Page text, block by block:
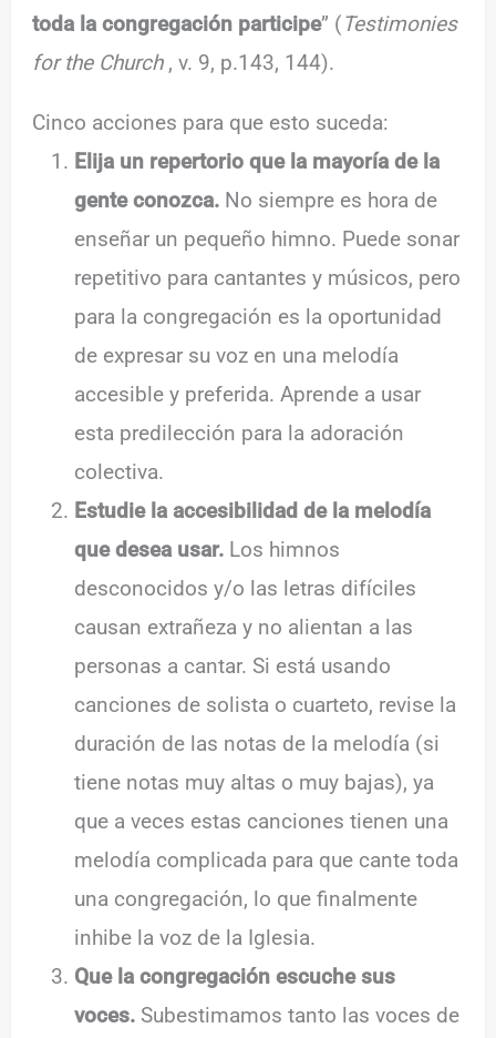
toda la congregación participe” (Testimonies
for the Church, v. 9, p.143, 144).
Cinco acciones para que esto suceda:
Elija un repertorio que la mayoría de la
gente conozca. No siempre es hora de
enseñar un pequeño himno. Puede sonar
repetitivo para cantantes y músicos, pero
para la congregación es la oportunidad
de expresar su voz en una melodía
accesible y preferida. Aprende a usar
esta predilección para la adoración
colectiva.
Estudie la accesibilidad de la melodía
que desea usar. Los himnos
desconocidos y/o las letras difíciles
causan extrañeza y no alientan a las
personas a cantar. Si está usando
canciones de solista o cuarteto, revise la
duración de las notas de la melodía (si
tiene notas muy altas o muy bajas), ya
que a veces estas canciones tienen una
melodía complicada para que cante toda
una congregación, lo que finalmente
inhibe la voz de la Iglesia.
Que la congregación escuche sus
voces.Subestimamos tanto las voces de